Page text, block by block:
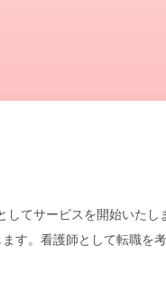
してサービスを開始いたし
す。看護師として転職を